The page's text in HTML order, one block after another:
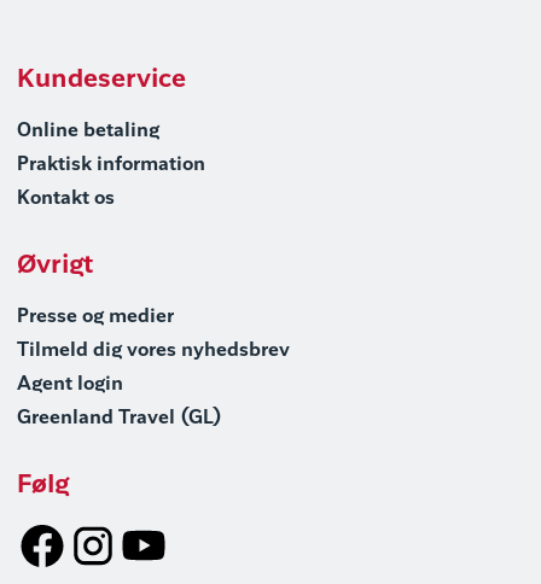
Kundeservice
Online betaling
Praktisk information
Kontakt os
Øvrigt
Presse og medier
Tilmeld dig vores nyhedsbrev
Agent login
Greenland Travel (GL)
Følg